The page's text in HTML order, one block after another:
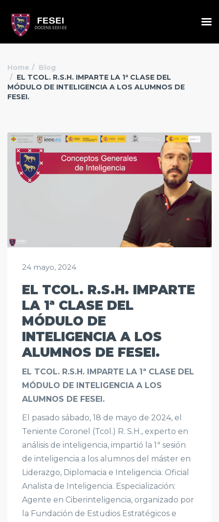
Home
Blog
EL TCOL. R.S.H. IMPARTE LA 1ª CLASE DEL
MÓDULO DE INTELIGENCIA A LOS ALUMNOS DE
FESEI.
24 mayo, 2024
EL TCOL. R.S.H. IMPARTE
LA 1ª CLASE DEL
MÓDULO DE
INTELIGENCIA A LOS
ALUMNOS DE FESEI.
EL TCOL. R.S.H. IMPARTE LA 1ª CLASE DEL
MÓDULO DE INTELIGENCIA A LOS
ALUMNOS DE FESEI.
El pasado sábado, 18 de mayo de 2024, el
Teniente Coronel (Tcol.) R. S.H., experto en
análisis de inteligencia, impartió la 1ª sesión
de inteligencia a los alumnos del máster en
Liderazgo, Diplomacia e Inteligencia. Oficial
Analista de Inteligencia. Especialización:
Agente en Ciberinteligencia, organizado por
la Fundación de Estudios Estratégicos e